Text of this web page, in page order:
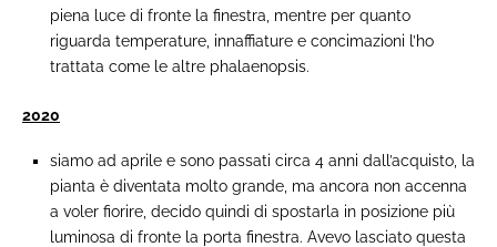
piena luce di fronte la finestra, mentre per quanto
riguarda temperature, innaffiature e concimazioni l’ho
trattata come le altre phalaenopsis.
2020
siamo ad aprile e sono passati circa 4 anni dall’acquisto, la
pianta è diventata molto grande, ma ancora non accenna
a voler fiorire, decido quindi di spostarla in posizione più
luminosa di fronte la porta finestra. Avevo lasciato questa